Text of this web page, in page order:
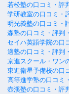
若松塾の口コミ・評
学研教室の口コミ・
明光義塾の口コミ・
森塾の口コミ・評判
セイハ英語学院の口
適塾の口コミ・評判
京進スクール・ワン
東進衛星予備校の口
高等進学塾の口コミ
壺溪塾の口コミ・評